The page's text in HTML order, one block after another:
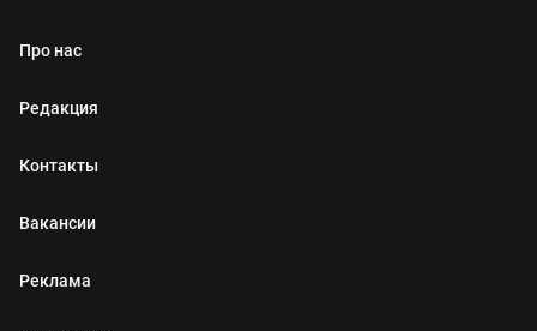
Про нас
Редакция
Контакты
Вакансии
Реклама